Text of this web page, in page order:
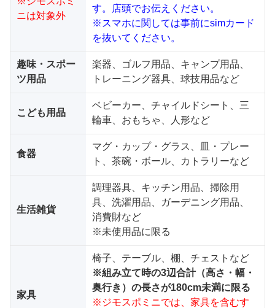
ニは対象外
す。店頭でお伝えください。
※スマホに関しては事前にsimカード
を抜いてください。
趣味・スポー
ツ用品
楽器、ゴルフ用品、キャンプ用品、
トレーニング器具、球技用品など
こども用品
ベビーカー、チャイルドシート、三
輪車、おもちゃ、人形など
食器
マグ・カップ・グラス、皿・プレー
ト、茶碗・ボール、カトラリーなど
生活雑貨
調理器具、キッチン用品、掃除用
具、洗濯用品、ガーデニング用品、
消費財など
※未使用品に限る
家具
椅子、テーブル、棚、チェストなど
※組み立て時の3辺合計（高さ・幅・
奥行き）の長さが180cm未満に限る
※ジモスポミニでは、家具を含むす